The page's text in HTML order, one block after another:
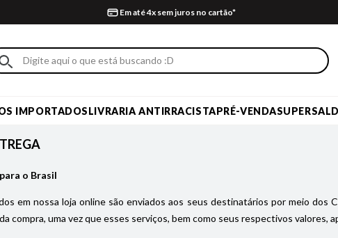
Em até 4x sem juros no cartão*
IMPORTADOSLIVRARIA ANTIRRACISTAPRÉ-VENDA
o Brasil
em nossa loja online são enviados aos seus destinatários por meio dos
compra, uma vez que esses serviços, bem como seus respectivos valores,